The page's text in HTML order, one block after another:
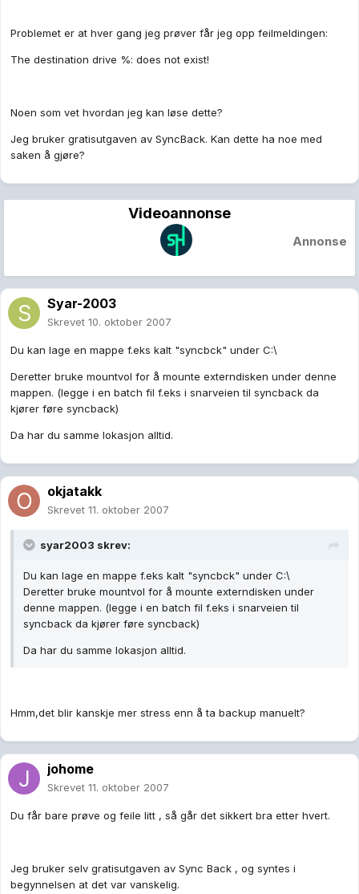
Problemet er at hver gang jeg prøver får jeg opp feilmeldingen:
The destination drive %: does not exist!
Noen som vet hvordan jeg kan løse dette?
Jeg bruker gratisutgaven av SyncBack. Kan dette ha noe med
saken å gjøre?
Videoannonse
Annonse
Syar-2003
Skrevet 10. oktober 2007
Du kan lage en mappe f.eks kalt "syncbck" under C:\
Deretter bruke mountvol for å mounte externdisken under denne
mappen. (legge i en batch fil f.eks i snarveien til syncback da
kjører føre syncback)
Da har du samme lokasjon alltid.
okjatakk
Skrevet 11. oktober 2007
syar2003 skrev:
Du kan lage en mappe f.eks kalt "syncbck" under C:\
Deretter bruke mountvol for å mounte externdisken under
denne mappen. (legge i en batch fil f.eks i snarveien til
syncback da kjører føre syncback)
Da har du samme lokasjon alltid.
Hmm,det blir kanskje mer stress enn å ta backup manuelt?
johome
Skrevet 11. oktober 2007
Du får bare prøve og feile litt , så går det sikkert bra etter hvert.
Jeg bruker selv gratisutgaven av Sync Back , og syntes i
begynnelsen at det var vanskelig.